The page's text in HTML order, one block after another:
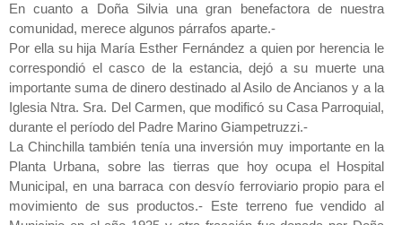
En cuanto a Doña Silvia una gran benefactora de nuestra
comunidad, merece algunos párrafos aparte.-
Por ella su hija María Esther Fernández a quien por herencia le
correspondió el casco de la estancia, dejó a su muerte una
importante suma de dinero destinado al Asilo de Ancianos y a la
Iglesia Ntra. Sra. Del Carmen, que modificó su Casa Parroquial,
durante el período del Padre Marino Giampetruzzi.-
La Chinchilla también tenía una inversión muy importante en la
Planta Urbana, sobre las tierras que hoy ocupa el Hospital
Municipal, en una barraca con desvío ferroviario propio para el
movimiento de sus productos.- Este terreno fue vendido al